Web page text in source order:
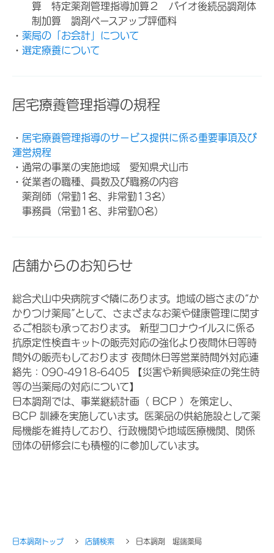
算 特定薬剤管理指導加算２ バイオ後続品調剤体
制加算 調剤ベースアップ評価料
・ 薬局の「お会計」について
・ 選定療養について
居宅療養管理指導の規程
・ 居宅療養管理指導のサービス提供に係る重要事項及び
運営規程
・通常の事業の実施地域 愛知県犬山市
・従業者の職種、員数及び職務の内容
薬剤師（常勤1名、非常勤13名）
事務員（常勤1名、非常勤0名）
店舗からのお知らせ
総合犬山中央病院すぐ隣にあります。地域の皆さまの“か
かりつけ薬局”として、さまざまなお薬や健康管理に関す
るご相談も承っております。 新型コロナウイルスに係る
抗原定性検査キットの販売対応の強化より夜間休日等時
間外の販売もしております 夜間休日等営業時間外対応連
絡先：090-4918-6405 【災害や新興感染症の発生時
等の当薬局の対応について】
日本調剤では、事業継続計画（ BCP ）を策定し、
BCP 訓練を実施しています。医薬品の供給施設として薬
局機能を維持しており、行政機関や地域医療機関、関係
団体の研修会にも積極的に参加しています。
日本調剤トップ 店舗検索 日本調剤 堀端薬局